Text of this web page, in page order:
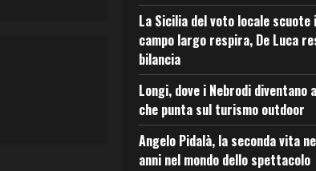
La Sicilia del voto locale
campo largo respira, De Luca
bilancia
Longi, dove i Nebrodi
che punta sul turismo outdoor
Angelo Pidalà, la seconda vita
anni nel mondo dello spettacolo